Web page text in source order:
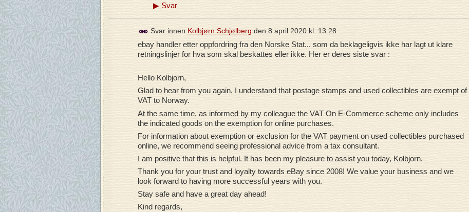
▶Svar
Svar innen Kolbjørn Schjølberg den 8 april 2020 kl. 13.28
ebay handler etter oppfordring fra den Norske Stat... som da beklageligvis ikke har lagt ut klare
retningslinjer for hva som skal beskattes eller ikke. Her er deres siste svar :
Hello Kolbjorn,
Glad to hear from you again. I understand that postage stamps and used collectibles are exempt of
VAT to Norway.
At the same time, as informed by my colleague the VAT On E-Commerce scheme only includes
the indicated goods on the exemption for online purchases.
For information about exemption or exclusion for the VAT payment on used collectibles purchased
online, we recommend seeing professional advice from a tax consultant.
I am positive that this is helpful. It has been my pleasure to assist you today, Kolbjorn.
Thank you for your trust and loyalty towards eBay since 2008! We value your business and we
look forward to having more successful years with you.
Stay safe and have a great day ahead!
Kind regards,